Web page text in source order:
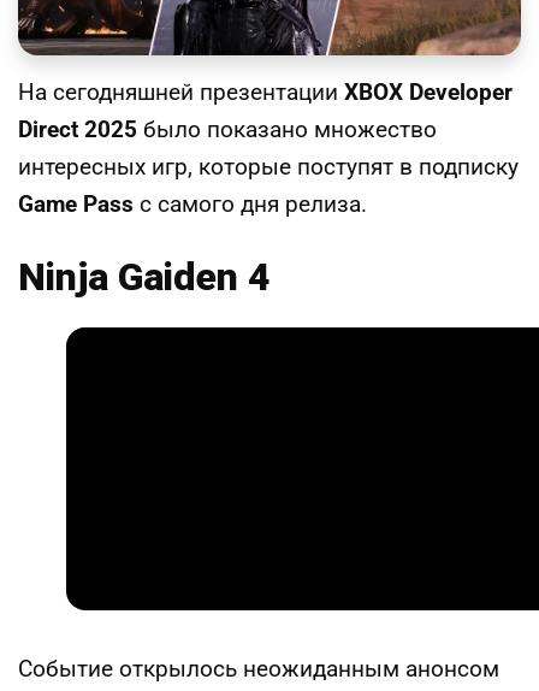
На сегодняшней презентации XBOX Developer
Direct 2025 было показано множество
интересных игр, которые поступят в подписку
Game Pass с самого дня релиза.
Ninja Gaiden 4
Событие открылось неожиданным анонсом